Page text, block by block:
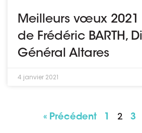
Meilleurs vœux 2021
de Frédéric BARTH,
Général Altares
4 janvier 2021
« Précédent 1 2 3